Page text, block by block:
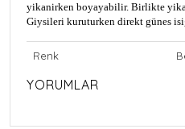
yikanirken boyayabilir. Birlikte
Giysileri kuruturken direkt günes
Renk
YORUMLAR